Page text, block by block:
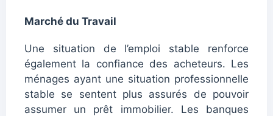
Marché du Travail
Une situation de l’emploi stable renforce
également la confiance des acheteurs. Les
ménages ayant une situation professionnelle
stable se sentent plus assurés de pouvoir
assumer un prêt immobilier. Les banques